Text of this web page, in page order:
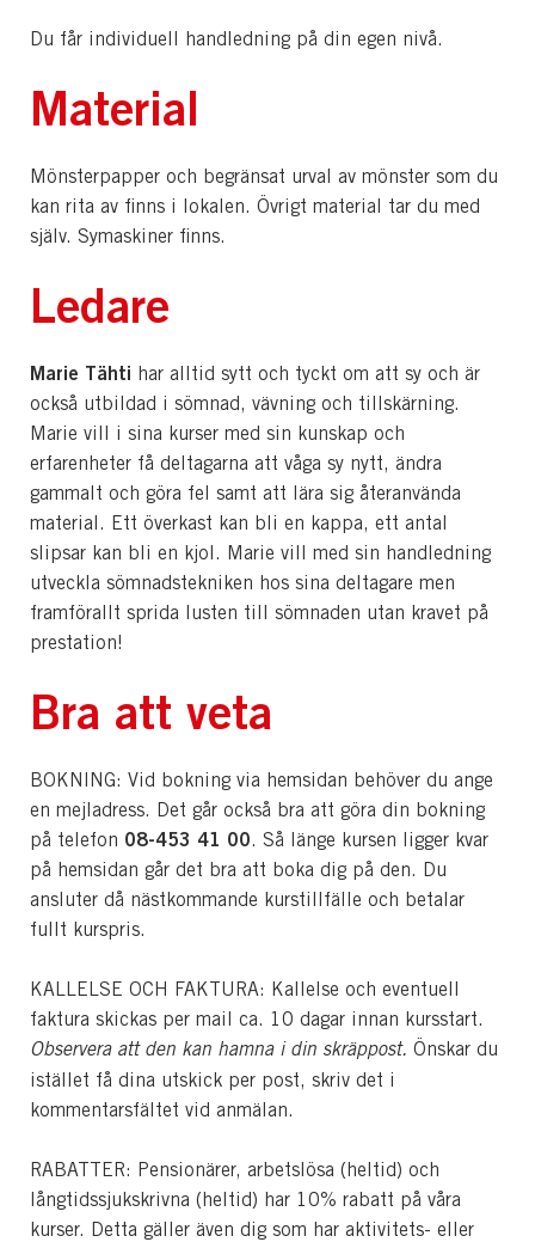
Du får individuell handledning på din egen nivå.
Material
Mönsterpapper och begränsat urval av mönster som du
kan rita av finns i lokalen. Övrigt material tar du med
själv. Symaskiner finns.
Ledare
Marie Tähti har alltid sytt och tyckt om att sy och är
också utbildad i sömnad, vävning och tillskärning.
Marie vill i sina kurser med sin kunskap och
erfarenheter få deltagarna att våga sy nytt, ändra
gammalt och göra fel samt att lära sig återanvända
material. Ett överkast kan bli en kappa, ett antal
slipsar kan bli en kjol. Marie vill med sin handledning
utveckla sömnadstekniken hos sina deltagare men
framförallt sprida lusten till sömnaden utan kravet på
prestation!
Bra att veta
BOKNING: Vid bokning via hemsidan behöver du ange
en mejladress. Det går också bra att göra din bokning
på telefon 08-453 41 00. Så länge kursen ligger kvar
på hemsidan går det bra att boka dig på den. Du
ansluter då nästkommande kurstillfälle och betalar
fullt kurspris.
KALLELSE OCH FAKTURA: Kallelse och eventuell
faktura skickas per mail ca. 10 dagar innan kursstart.
Observera att den kan hamna i din skräppost. Önskar du
istället få dina utskick per post, skriv det i
kommentarsfältet vid anmälan.
RABATTER: Pensionärer, arbetslösa (heltid) och
långtidssjukskrivna (heltid) har 10% rabatt på våra
kurser. Detta gäller även dig som har aktivitets- eller